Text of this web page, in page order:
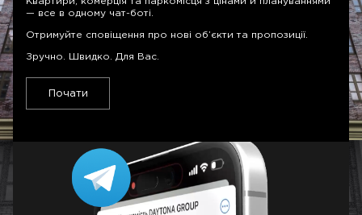
Дніпро
— все в одному чат-боті.
Отримуйте сповіщення про нові об’єкти та пропозиції.
Зручно. Швидко. Для Вас.
Почати